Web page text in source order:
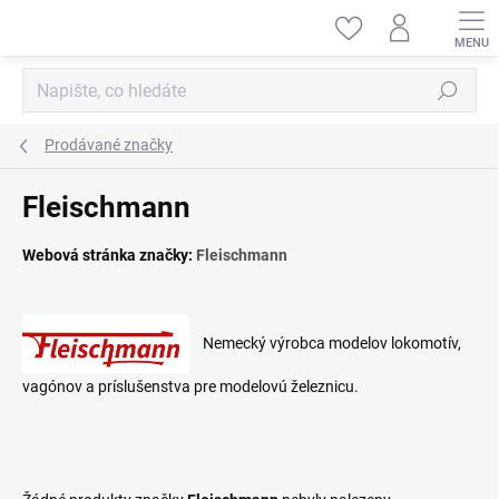
Hledat
Prodávané značky
Fleischmann
Webová stránka značky: Fleischmann
Nemecký výrobca modelov lokomotív,
vagónov a príslušenstva pre modelovú železnicu.